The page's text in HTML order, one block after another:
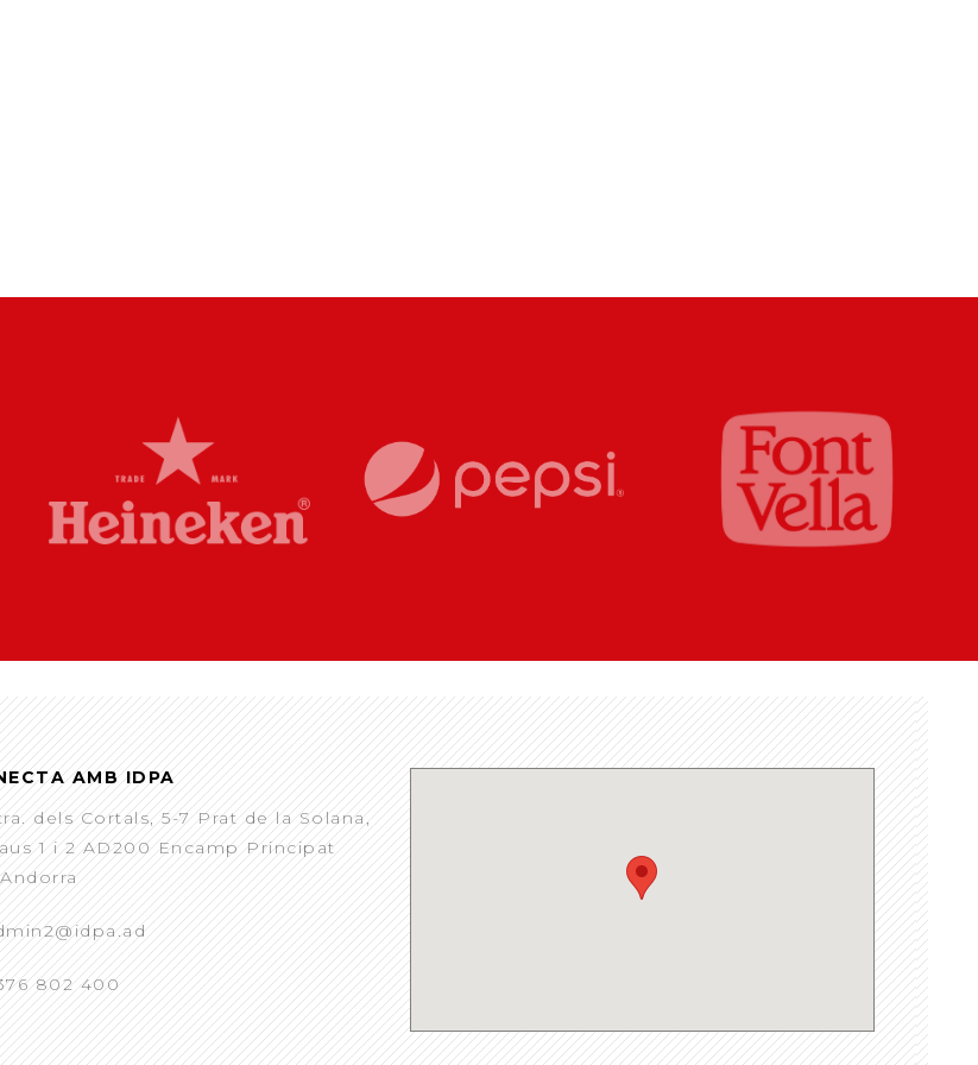
AMB IDPA
dels Cortals, 5-7 Prat de la Solana,
1 i 2 AD200 Encamp Principat
802 400